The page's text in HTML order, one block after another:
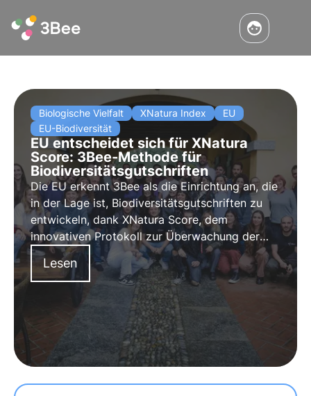
Biologische Vielfalt XNatura Index
EU
EU-Biodiversität
EU entscheidet sich für XNatura
Score: 3Bee-Methode für
Biodiversitätsgutschriften
Die EU erkennt 3Bee als die Einrichtung an, die
in der Lage ist, Biodiversitätsgutschriften zu
entwickeln, dank XNatura Score, dem
innovativen Protokoll zur Überwachung der
biologischen Vielfalt, das auf Bioakustik und
Fernerkundung basiert. Eine innovative
Methodik, die es Unternehmen ermöglicht, ihre
Auswirkungen auf die biologische Vielfalt zu
verbessern und auszugleichen.
Lesen